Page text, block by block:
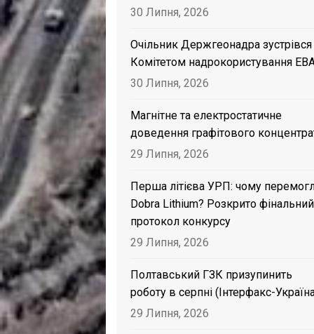
30 Липня, 2026
Очільник Держгеонадра зустрівся
Комітетом надрокористування
30 Липня, 2026
Магнітне та електростатичне
доведення графітового
29 Липня, 2026
Перша літієва УРП: чому
Dobra Lithium? Розкрито фінальний
протокол конкурсу
29 Липня, 2026
Полтавський ГЗК призупинить
роботу в серпні (Інтерфакс-
29 Липня, 2026